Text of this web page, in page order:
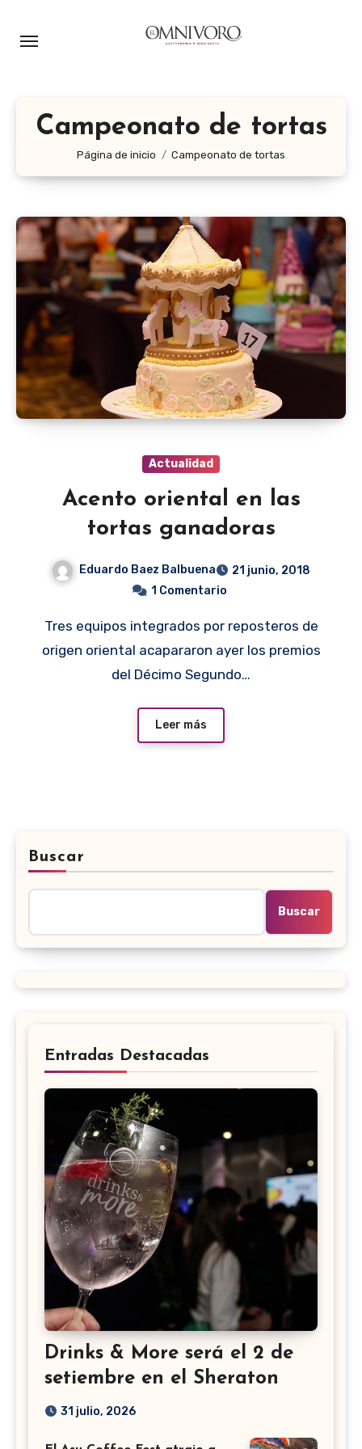
Campeonato de tortas
Página de inicio Campeonato de tortas
Actualidad
Acento oriental en las
tortas ganadoras
Eduardo Baez Balbuena
21 junio, 2018
1 Comentario
Tres equipos integrados por reposteros de
origen oriental acapararon ayer los premios
del Décimo Segundo…
Leer más
Buscar
Buscar
Entradas Destacadas
Drinks & More será el 2 de
setiembre en el Sheraton
31 julio, 2026